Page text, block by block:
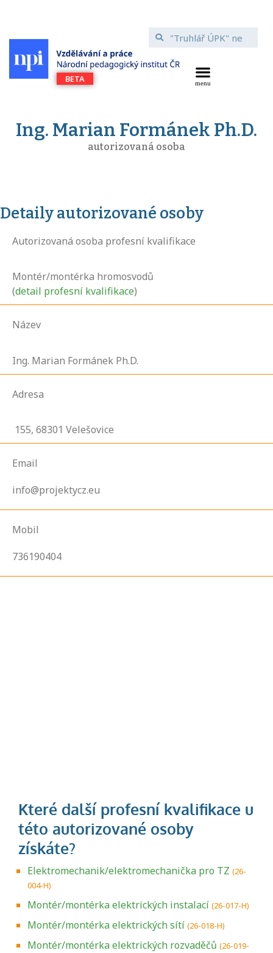
Ing. Marian Formánek Ph.D.
autorizovaná osoba
Detaily autorizované osoby
Autorizovaná osoba profesní kvalifikace
Montér/montérka hromosvodů
(detail profesní kvalifikace)
Název
Ing. Marian Formánek Ph.D.
Adresa
155, 68301 Velešovice
Email
info@projektycz.eu
Mobil
736190404
Elektromechanik/elektromechanička pro TZ (26-
004-H)
Montér/montérka elektrických instalací (26-017-H)
Montér/montérka elektrických sítí (26-018-H)
Montér/montérka elektrických rozvaděčů (26-019-